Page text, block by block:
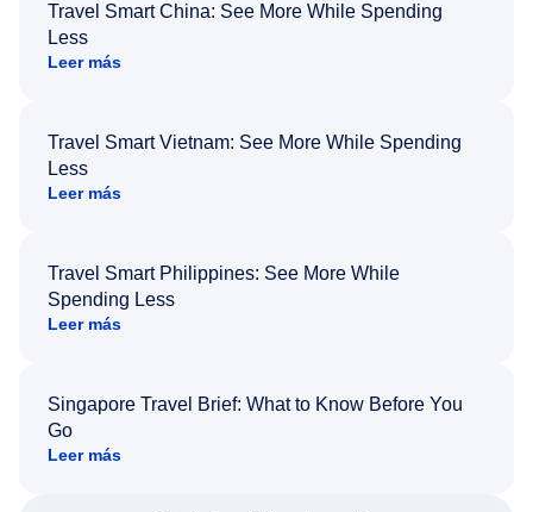
Travel Smart China: See More While Spending
Less
Leer más
Travel Smart Vietnam: See More While Spending
Less
Leer más
Travel Smart Philippines: See More While
Spending Less
Leer más
Singapore Travel Brief: What to Know Before You
Go
Leer más